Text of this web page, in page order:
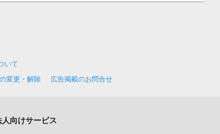
いて
変更・解除 広告掲載のお問合せ
人向けサービス